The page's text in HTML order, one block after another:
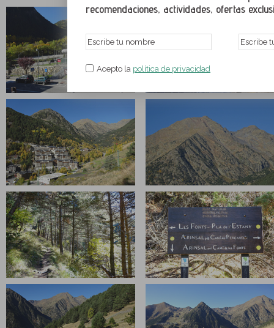
recomendaciones, actividades, ofertas
Acepto la política de privacidad